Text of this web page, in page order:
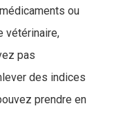
ou
vétérinaire,
pas
des indices
prendre en